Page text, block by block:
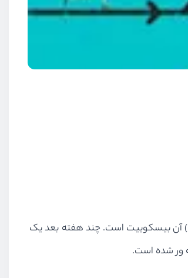
هر چند ماه یک بار، یک نفر تصاویری را توئیت می‌کند. یکی از آن‌ها تصویر بیسکوییت (با عنوان UI) و دیگری کسی است که در حال خوردن (با عنوان UX) آن بیسکوییت است. چند هفته بعد یک